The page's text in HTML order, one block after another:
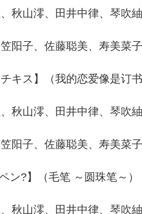
山澪、田井中律、琴吹
子、佐藤聪美、寿美菜
ス】（我的恋爱像是订
山澪、田井中律、琴吹
子、佐藤聪美、寿美菜
?】（毛笔 ～圆珠笔～）
山澪、田井中律、琴吹